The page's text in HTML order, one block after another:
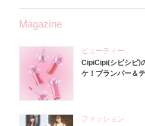
Magazine
ビューティー
CipiCipi(シピシピ)
ケ！プランパー＆
ファッション